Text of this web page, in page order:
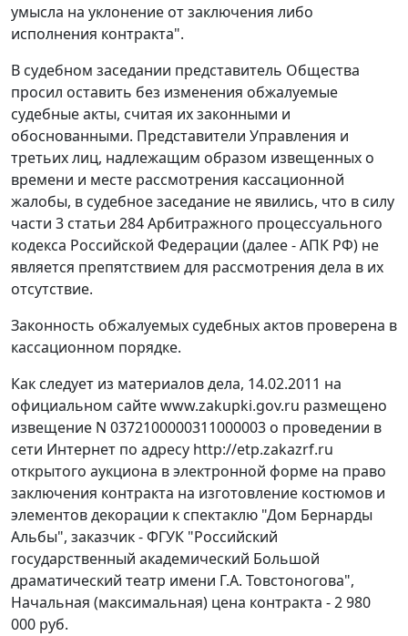
умысла на уклонение от заключения либо
исполнения контракта".
В судебном заседании представитель Общества
просил оставить без изменения обжалуемые
судебные акты, считая их законными и
обоснованными. Представители Управления и
третьих лиц, надлежащим образом извещенных о
времени и месте рассмотрения кассационной
жалобы, в судебное заседание не явились, что в силу
части 3 статьи 284 Арбитражного процессуального
кодекса Российской Федерации (далее - АПК РФ) не
является препятствием для рассмотрения дела в их
отсутствие.
Законность обжалуемых судебных актов проверена в
кассационном порядке.
Как следует из материалов дела, 14.02.2011 на
официальном сайте www.zakupki.gov.ru размещено
извещение N 0372100000311000003 о проведении в
сети Интернет по адресу http://etp.zakazrf.ru
открытого аукциона в электронной форме на право
заключения контракта на изготовление костюмов и
элементов декорации к спектаклю "Дом Бернарды
Альбы", заказчик - ФГУК "Российский
государственный академический Большой
драматический театр имени Г.А. Товстоногова",
Начальная (максимальная) цена контракта - 2 980
000 руб.